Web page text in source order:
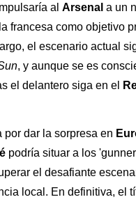
al Arsenal a un
francesa como objetivo
el escenario actual
, y aunque se es
el delantero siga en el
por dar la sorpresa en
podría situar a los
el desafiante
local. En definitiva, el